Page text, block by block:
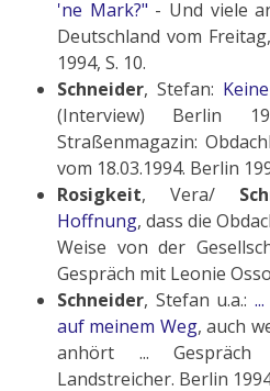
'ne Mark?" - Und viele
Deutschland vom
1994, S. 10.
Schneider, Stefan:
(Interview) Berlin
Straßenmagazin:
vom 18.03.1994. Berlin
Rosigkeit, Vera/
Hoffnung, dass die
Weise von der
Gespräch mit Leonie
Schneider, Stefan u.a.:
auf meinem Weg, auch
anhört ... Gespräch
Landstreicher. Berlin